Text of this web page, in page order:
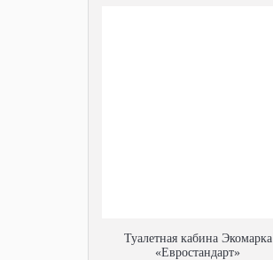
Туалетная кабина Экомарка
«Евростандарт»